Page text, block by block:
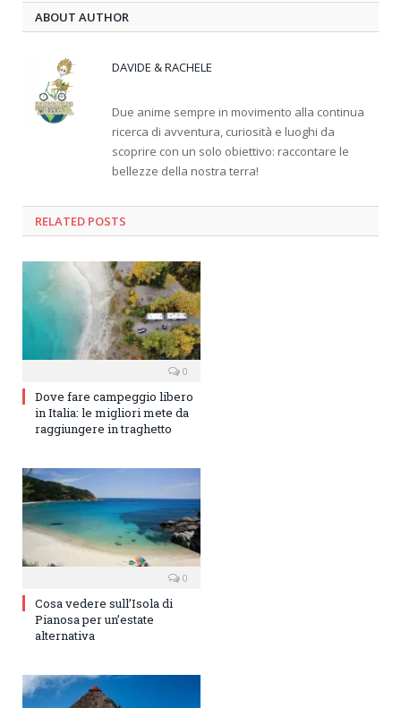
ABOUT AUTHOR
DAVIDE & RACHELE
Due anime sempre in movimento alla continua
ricerca di avventura, curiosità e luoghi da
scoprire con un solo obiettivo: raccontare le
bellezze della nostra terra!
RELATED POSTS
0
Dove fare campeggio libero
in Italia: le migliori mete da
raggiungere in traghetto
0
Cosa vedere sull’Isola di
Pianosa per un’estate
alternativa